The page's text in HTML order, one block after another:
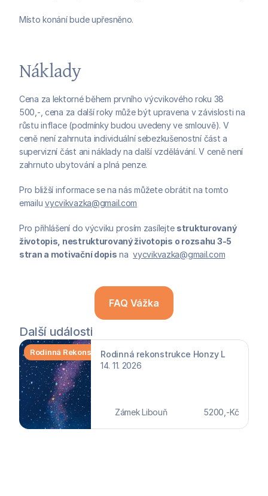
Místo konání bude upřesněno.
Náklady
Cena za lektorné během prvního výcvikového roku 38
500,-, cena za další roky může být upravena v závislosti na
růstu inflace (podmínky budou uvedeny ve smlouvě). V
ceně není zahrnuta individuální sebezkušenostní část a
supervizní část ani náklady na další vzdělávání. V ceně není
zahrnuto ubytování a plná penze.
Pro bližší informace se na nás můžete obrátit na tomto
emailu vycvikvazka@gmail.com
Pro přihlášení do výcviku prosím zasílejte strukturovaný
životopis, nestrukturovaný životopis o rozsahu 3-5
stran a motivační dopis na vycvikvazka@gmail.com
FAQ Vážka
Další události
Rodinná rekonstrukce Honzy L
14. 11. 2026
Zámek Libouň 5200,-Kč
Rodinná Rekonstrukce